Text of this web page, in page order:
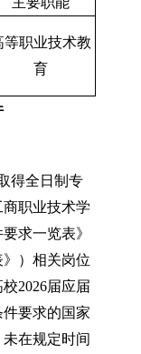
等职业技术教
育
得全日制专
职业技术学
求一览表》
》）相关岗位
2026届应届
要求的国家
在规定时间